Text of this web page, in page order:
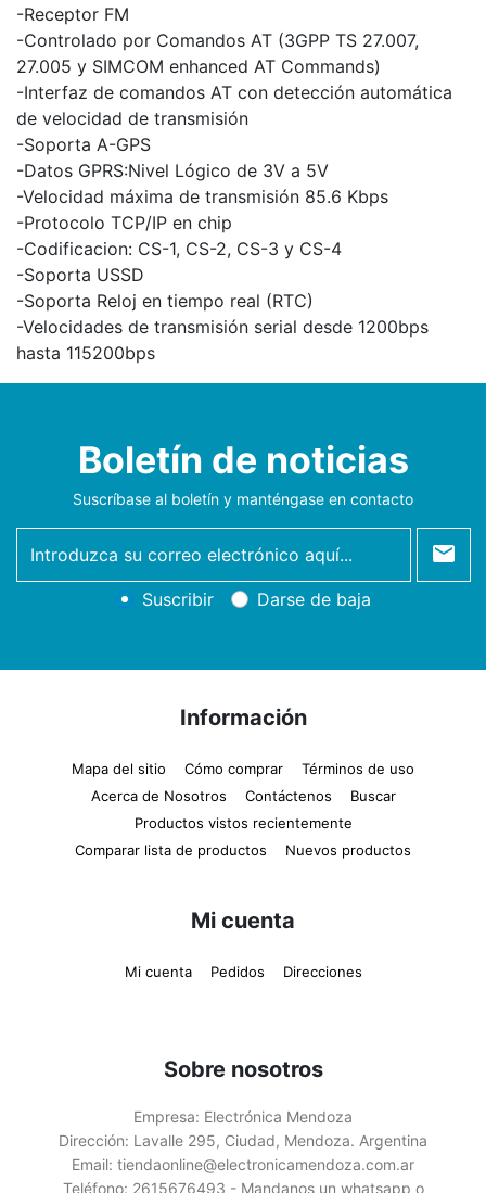
-Receptor FM
-Controlado por Comandos AT (3GPP TS 27.007,
27.005 y SIMCOM enhanced AT Commands)
-Interfaz de comandos AT con detección automática
de velocidad de transmisión
-Soporta A-GPS
-Datos GPRS:Nivel Lógico de 3V a 5V
-Velocidad máxima de transmisión 85.6 Kbps
-Protocolo TCP/IP en chip
-Codificacion: CS-1, CS-2, CS-3 y CS-4
-Soporta USSD
-Soporta Reloj en tiempo real (RTC)
-Velocidades de transmisión serial desde 1200bps
hasta 115200bps
Boletín de noticias
Suscríbase al boletín y manténgase en contacto
newsletter
Suscribir Darse de baja
Información
Mapa del sitio Cómo comprar
Términos de uso
Acerca de Nosotros
Contáctenos
Buscar
Productos vistos recientemente
Comparar lista de productos
Nuevos productos
Mi cuenta
Mi cuenta Pedidos Direcciones
Sobre nosotros
Empresa: Electrónica Mendoza
Dirección: Lavalle 295, Ciudad, Mendoza. Argentina
Email: tiendaonline@electronicamendoza.com.ar
Teléfono: 2615676493 - Mandanos un whatsapp o